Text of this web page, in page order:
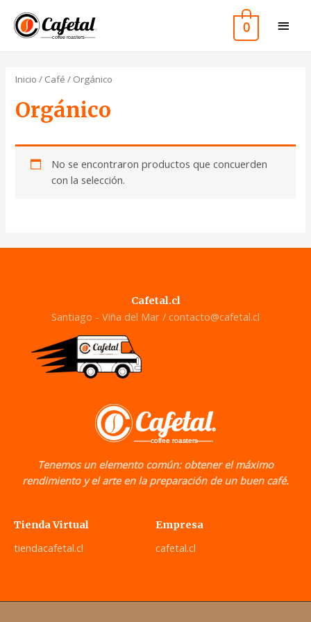
0
Inicio / Café / Orgánico
Orgánico
No se encontraron productos que concuerden
con la selección.
Cafetal.cl
Santiago - Viña del Mar / contacto@cafetal.cl
Tenemos un elemento común: obtener el máximo
rendimiento y el arte en la preparación de un buen café.
Tienda Virtual
tiendacafetal.cl
Empresa
cafetal.cl